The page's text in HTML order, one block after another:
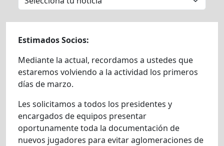
Estimados Socios:
Mediante la actual, recordamos a ustedes que
estaremos volviendo a la actividad los primeros
días de marzo.
Les solicitamos a todos los presidentes y
encargados de equipos presentar
oportunamente toda la documentación de
nuevos jugadores para evitar aglomeraciones de